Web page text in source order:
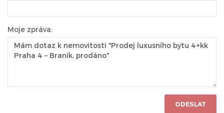
Moje zpráva:
ODESLAT